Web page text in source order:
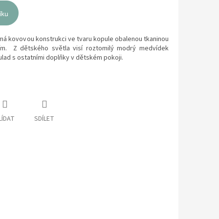
kovovou konstrukci ve tvaru kopule obalenou tkaninou
Z dětského světla visí roztomilý modrý medvídek
s ostatními doplňky v dětském pokoji.
SDÍLET